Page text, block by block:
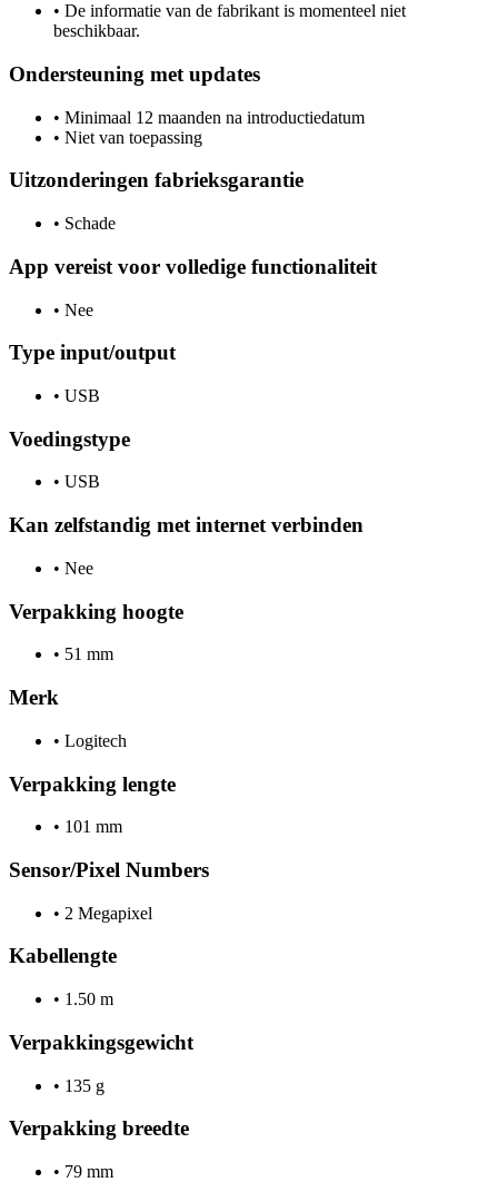
• De informatie van de fabrikant is momenteel niet
beschikbaar.
Ondersteuning met updates
• Minimaal 12 maanden na introductiedatum
• Niet van toepassing
Uitzonderingen fabrieksgarantie
• Schade
App vereist voor volledige functionaliteit
• Nee
Type input/output
• USB
Voedingstype
• USB
Kan zelfstandig met internet verbinden
• Nee
Verpakking hoogte
• 51 mm
Merk
• Logitech
Verpakking lengte
• 101 mm
Sensor/Pixel Numbers
• 2 Megapixel
Kabellengte
• 1.50 m
Verpakkingsgewicht
• 135 g
Verpakking breedte
• 79 mm